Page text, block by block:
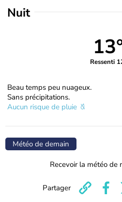
Nuit
Ressenti
Beau temps peu nuageux.
Sans précipitations.
Aucun risque de pluie
Météo de demain
Recevoir la météo de
Partager